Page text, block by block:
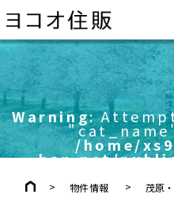
Warning:
/home/
han.net/
on
物件情報 茂原